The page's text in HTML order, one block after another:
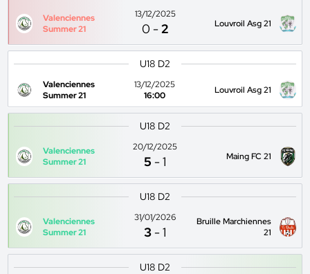
Valenciennes
Summer 21
13/12/2025
0 -2 Louvroil Asg 21
U18 D2
Valenciennes
Summer 21
13/12/2025
16:00
Louvroil Asg 21
U18 D2
Valenciennes
Summer 21
20/12/2025
5 -1 Maing FC 21
U18 D2
Valenciennes
Summer 21
31/01/2026
3 -1
Bruille Marchiennes
21
U18 D2